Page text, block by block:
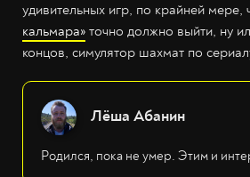
удивительных игр, по крайней мере,
кальмара» точно должно выйти, ну
концов, симулятор шахмат по
Лёша Абанин
Родился, пока не умер. Этим и